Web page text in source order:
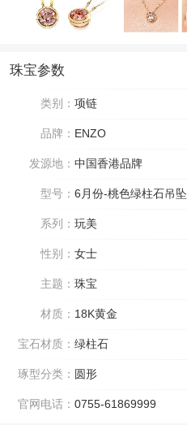
珠宝参数
类别： 项链
品牌： ENZO
发源地： 中国香港品牌
型号： 6月份-桃色绿柱石吊坠
系列： 玩美
性别： 女士
主题： 珠宝
材质： 18K黄金
宝石材质： 绿柱石
琢型分类： 圆形
官网电话： 0755-61869999